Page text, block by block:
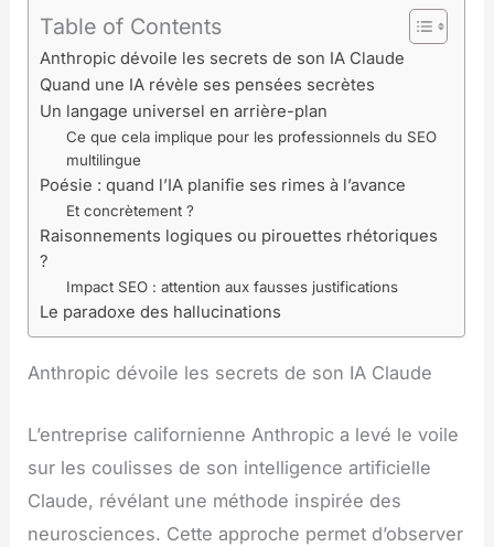
Table of Contents
Anthropic dévoile les secrets de son IA Claude
Quand une IA révèle ses pensées secrètes
Un langage universel en arrière-plan
Ce que cela implique pour les professionnels du SEO
multilingue
Poésie : quand l’IA planifie ses rimes à l’avance
Et concrètement ?
Raisonnements logiques ou pirouettes rhétoriques
?
Impact SEO : attention aux fausses justifications
Le paradoxe des hallucinations
Anthropic dévoile les secrets de son IA Claude
L’entreprise californienne Anthropic a levé le voile
sur les coulisses de son intelligence artificielle
Claude, révélant une méthode inspirée des
neurosciences. Cette approche permet d’observer